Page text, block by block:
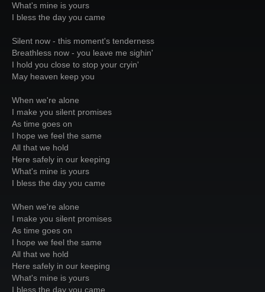
What's mine is yours
I bless the day you came
Silent now - this moment's tenderness
Breathless now - you leave me sighin'
I hold you close to stop your cryin'
May heaven keep you
When we're alone
I make you silent promises
As time goes on
I hope we feel the same
All that we hold
Here safely in our keeping
What's mine is yours
I bless the day you came
When we're alone
I make you silent promises
As time goes on
I hope we feel the same
All that we hold
Here safely in our keeping
What's mine is yours
I bless the day you came